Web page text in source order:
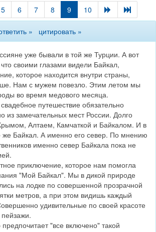
5 6 7 8 9 10
» цитировать »
уже бывали в той же Турции. А вот
своими глазами видели Байкал,
которое находится внутри страны,
Нам с мужем повезло. Этим летом мы
во время медового месяца.
путешествие обязательно
из замечательных мест России. Долго
Алтаем, Камчаткой и Байкалом. И в
же Байкал. А именно его север. По мнению
именно север Байкала пока не
приключение, которое нам помогла
"Мой Байкал". Мы в дикой природе
на лодке по совершенной прозрачной
метров, а при этом видишь каждый
удивительные по своей красоте
"все включено" такой